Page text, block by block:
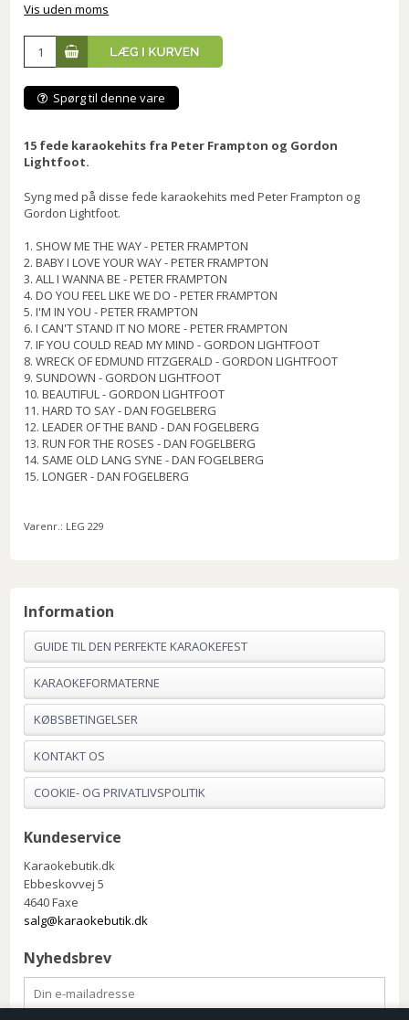
Vis uden moms
Spørg til denne vare
15 fede karaokehits fra Peter Frampton og Gordon
Lightfoot.
Syng med på disse fede karaokehits med Peter Frampton og
Gordon Lightfoot.
1. SHOW ME THE WAY - PETER FRAMPTON
2. BABY I LOVE YOUR WAY - PETER FRAMPTON
3. ALL I WANNA BE - PETER FRAMPTON
4. DO YOU FEEL LIKE WE DO - PETER FRAMPTON
5. I'M IN YOU - PETER FRAMPTON
6. I CAN'T STAND IT NO MORE - PETER FRAMPTON
7. IF YOU COULD READ MY MIND - GORDON LIGHTFOOT
8. WRECK OF EDMUND FITZGERALD - GORDON LIGHTFOOT
9. SUNDOWN - GORDON LIGHTFOOT
10. BEAUTIFUL - GORDON LIGHTFOOT
11. HARD TO SAY - DAN FOGELBERG
12. LEADER OF THE BAND - DAN FOGELBERG
13. RUN FOR THE ROSES - DAN FOGELBERG
14. SAME OLD LANG SYNE - DAN FOGELBERG
15. LONGER - DAN FOGELBERG
Varenr.: LEG 229
Information
GUIDE TIL DEN PERFEKTE KARAOKEFEST
KARAOKEFORMATERNE
KØBSBETINGELSER
KONTAKT OS
COOKIE- OG PRIVATLIVSPOLITIK
Kundeservice
Karaokebutik.dk
Ebbeskovvej 5
4640 Faxe
salg@karaokebutik.dk
Nyhedsbrev